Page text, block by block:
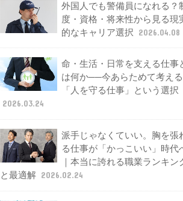
外国人でも警備員になれる？
度・資格・将来性から見る現
的なキャリア選択
2026.04.08
命・生活・日常を支える仕事
は何か──今あらためて考える
「人を守る仕事」という選択
2026.03.24
派手じゃなくていい。胸を張
る仕事が「かっこいい」時代
｜本当に誇れる職業ランキン
と最適解 2026.02.24